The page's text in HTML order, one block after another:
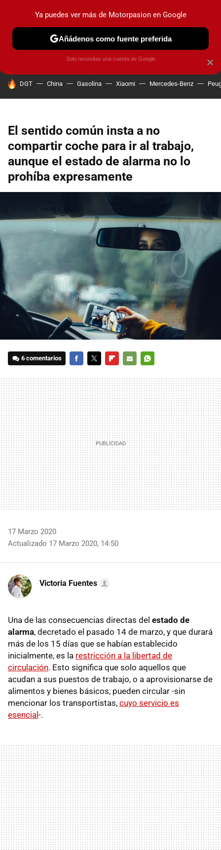
PRUEBAS COCHES ELÉCTRICOS OBSERVATORIO
HOY SE HABLA DE
DGT China Gasolina Xiaomi Mercedes-Benz
El sentido común insta a no
compartir coche para ir al trabajo,
aunque el estado de alarma no lo
prohíba expresamente
6 comentarios
MAIL
17 Marzo 2020
Actualizado 17 Marzo 2020, 14:50
Victoria Fuentes
Una de las consecuencias directas del estado de
alarma, decretado el pasado 14 de marzo, y que durará
más de los 15 días que se habían establecido
inicialmente, es la restricción a la libertad de
circulación. Esto significa que solo aquellos que
acudan a sus puestos de trabajo, o a aprovisionarse de
alimentos y bienes básicos, pueden circular -sin
mencionar los transportistas, cuyo servicio es
esencial-.
×
Ya puedes ver más de Motorpasion en Google
Añádenos como fuente preferida
Solo necesitas una cuenta de Google